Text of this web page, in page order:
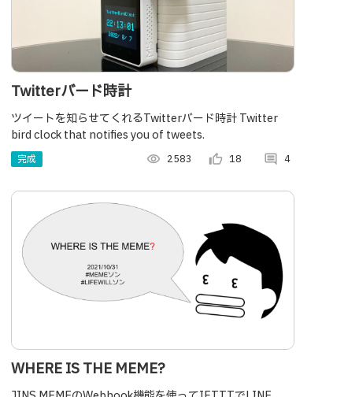
Twitterバード時計
ツイートを知らせてくれるTwitterバード時計 Twitter
bird clock that notifies you of tweets.
完成 visibility 2583 thumb_up_alt 18 comment 4
WHERE IS THE MEME?